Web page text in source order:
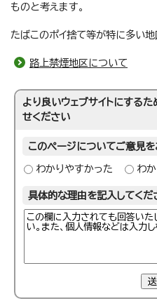
ものと考えます。
たばこのポイ捨て等が特に多い地
路上禁煙地区について
より良いウェブサイトにする
せください
このページについてご意見
わかりやすかった わ
具体的な理由を記入してくだ